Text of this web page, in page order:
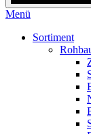
Menü
Sortiment